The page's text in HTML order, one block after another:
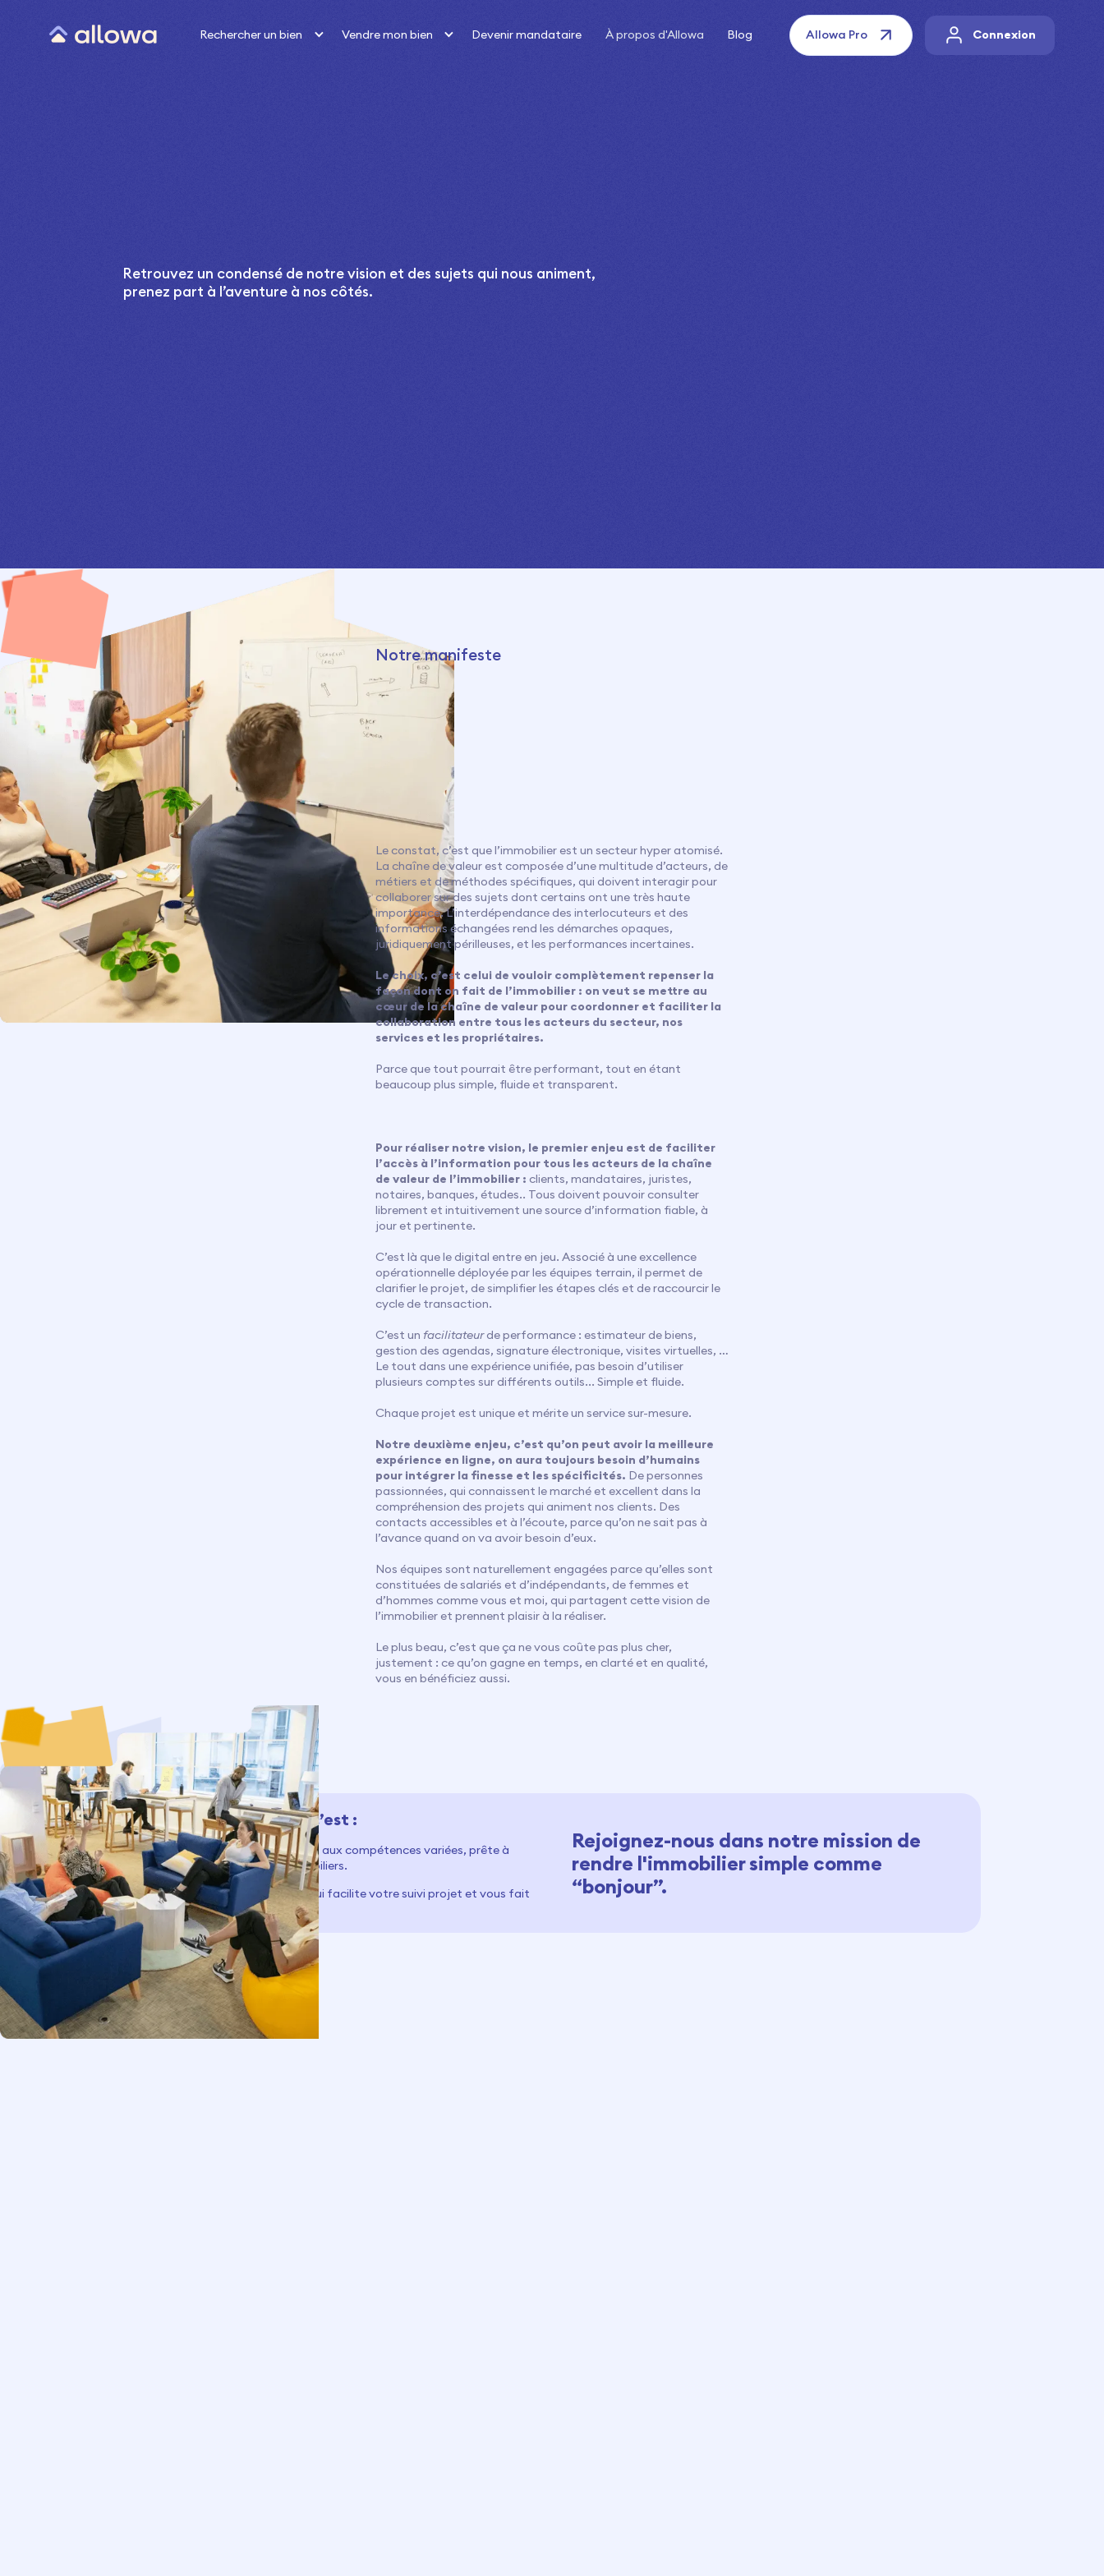
Rechercher un bien Vendre mon bien Devenir mandataire À propos d'Allowa Blog Allowa Pro Connexion
Retrouvez un condensé de notre vision et des sujets qui nous animent,
prenez part à l’aventure à nos côtés.
Notre manifeste
Le constat, c’est que l’immobilier est un secteur hyper atomisé.
La chaîne de valeur est composée d’une multitude d’acteurs, de
métiers et de méthodes spécifiques, qui doivent interagir pour
collaborer sur des sujets dont certains ont une très haute
importance. L’interdépendance des interlocuteurs et des
informations échangées rend les démarches opaques,
juridiquement périlleuses, et les performances incertaines.
Le choix, c’est celui de vouloir complètement repenser la
façon dont on fait de l’immobilier : on veut se mettre au
cœur de la chaîne de valeur pour coordonner et faciliter la
collaboration entre tous les acteurs du secteur, nos
services et les propriétaires.
Parce que tout pourrait être performant, tout en étant
beaucoup plus simple, fluide et transparent.
Pour réaliser notre vision, le premier enjeu est de faciliter
l’accès à l’information pour tous les acteurs de la chaîne
de valeur de l’immobilier : clients, mandataires, juristes,
notaires, banques, études.. Tous doivent pouvoir consulter
librement et intuitivement une source d’information fiable, à
jour et pertinente.
C’est là que le digital entre en jeu. Associé à une excellence
opérationnelle déployée par les équipes terrain, il permet de
clarifier le projet, de simplifier les étapes clés et de raccourcir le
cycle de transaction.
C’est un facilitateurde performance : estimateur de biens,
gestion des agendas, signature électronique, visites virtuelles, …
Le tout dans une expérience unifiée, pas besoin d’utiliser
plusieurs comptes sur différents outils... Simple et fluide.
Chaque projet est unique et mérite un service sur-mesure.
Notre deuxième enjeu, c’est qu’on peut avoir la meilleure
expérience en ligne, on aura toujours besoin d’humains
pour intégrer la finesse et les spécificités. De personnes
passionnées, qui connaissent le marché et excellent dans la
compréhension des projets qui animent nos clients. Des
contacts accessibles et à l’écoute, parce qu’on ne sait pas à
l’avance quand on va avoir besoin d’eux.
Nos équipes sont naturellement engagées parce qu’elles sont
constituées de salariés et d’indépendants, de femmes et
d’hommes comme vous et moi, qui partagent cette vision de
l’immobilier et prennent plaisir à la réaliser.
Le plus beau, c’est que ça ne vous coûte pas plus cher,
justement : ce qu’on gagne en temps, en clarté et en qualité,
vous en bénéficiez aussi.
“ L’immobilier est un
secteur hyper
atomisé, où tous les
acteurs et leurs
informations sont
interdépendantes.
Pour résumer, Allowa c’est :
Une équipe mobile et mobilisée, aux compétences variées, prête à
réaliser tous vos projets immobiliers.
Une plateforme bien pensée, qui facilite votre suivi projet et vous fait
vivre une vraie expérience.
Rejoignez-nous dans notre mission de
rendre l'immobilier simple comme
“bonjour”.